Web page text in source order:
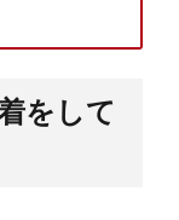
をして